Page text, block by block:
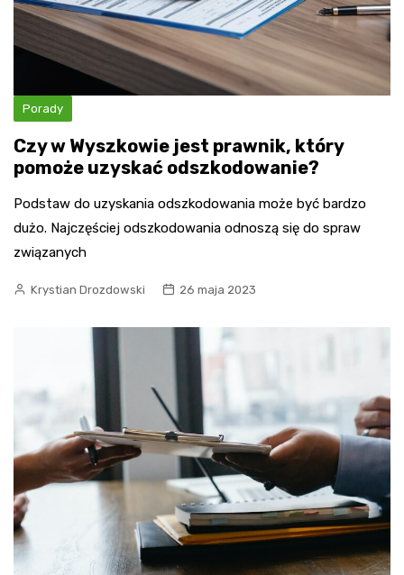
Porady
Czy w Wyszkowie jest prawnik, który
pomoże uzyskać odszkodowanie?
Podstaw do uzyskania odszkodowania może być bardzo
dużo. Najczęściej odszkodowania odnoszą się do spraw
związanych
Krystian Drozdowski 26 maja 2023